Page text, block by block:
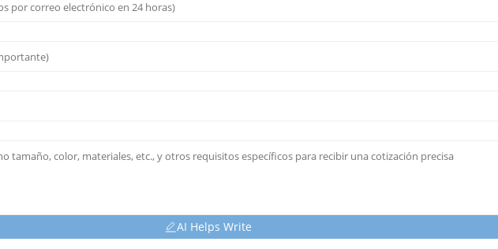
AI Helps Write